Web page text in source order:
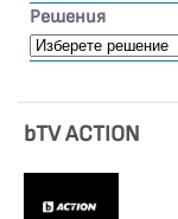
Решения
bTV ACTION